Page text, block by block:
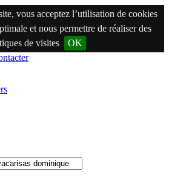
vous acceptez l’utilisation de cookies
et nous permettre de réaliser des
de visites
OK